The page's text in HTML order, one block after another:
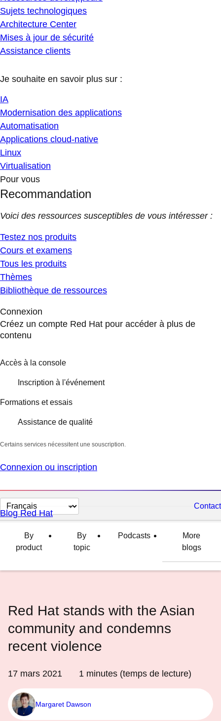
Sujets technologiques
Architecture Center
Mises à jour de sécurité
Assistance clients
Je souhaite en savoir plus sur :
IA
Modernisation des applications
Automatisation
Applications cloud-native
Linux
Virtualisation
Pour vous
Recommandation
Voici des ressources susceptibles de vous intéresser :
Testez nos produits
Cours et examens
Tous les produits
Thèmes
Bibliothèque de ressources
Connexion
Créez un compte Red Hat pour accéder à plus de
contenu
Accès à la console
Inscription à l'événement
Formations et essais
Assistance de qualité
Certains services nécessitent une souscription.
Connexion ou inscription
Changer
la
langue
Contact
Blog Red Hat
By
product
By
topic
Podcasts
More
blogs
Red Hat stands with the Asian
community and condemns
recent violence
17 mars 2021 1 minutes (temps de lecture)
Margaret Dawson